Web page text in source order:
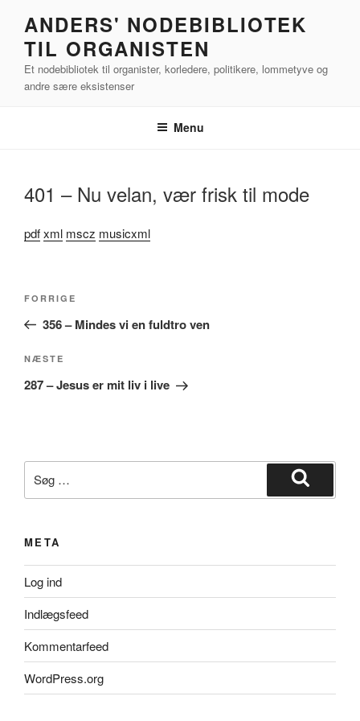
indhold
ANDERS' NODEBIBLIOTEK
TIL ORGANISTEN
Et nodebibliotek til organister, korledere, politikere, lommetyve og
andre sære eksistenser
Menu
401 – Nu velan, vær frisk til mode
pdfxml mscz musicxml
Forrige
indlæg
FORRIGE
356 – Mindes vi en fuldtro ven
Næste
indlæg
NÆSTE
287 – Jesus er mit liv i live
efter:
Søg
META
Log ind
Indlægsfeed
Kommentarfeed
WordPress.org